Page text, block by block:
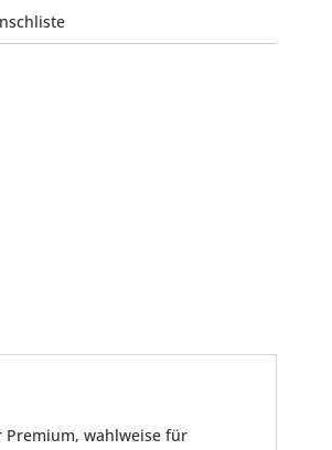
Premium, wahlweise für